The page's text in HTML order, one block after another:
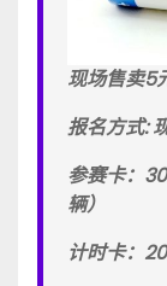
现场售卖5
报名方式:
参赛卡：
辆）
计时卡：